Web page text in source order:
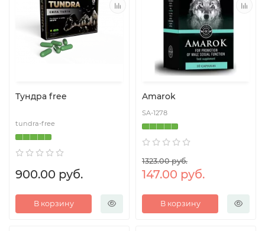
Тундра free
tundra-free
900.00 руб.
В корзину
Amarok
SA-1278
1323.00 руб.
147.00 руб.
В корзину